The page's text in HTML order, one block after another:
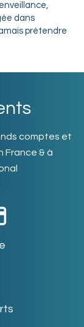
dans
prétendre
comptes et
France & à